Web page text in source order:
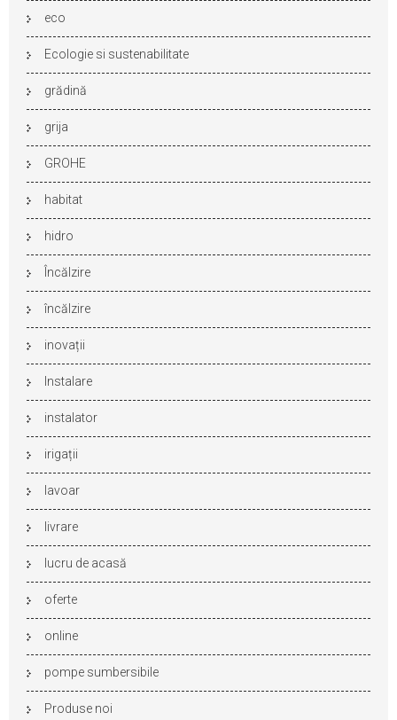
eco
Ecologie si sustenabilitate
grădină
grija
GROHE
habitat
hidro
Încălzire
încălzire
inovații
Instalare
instalator
irigații
lavoar
livrare
lucru de acasă
oferte
online
pompe sumbersibile
Produse noi